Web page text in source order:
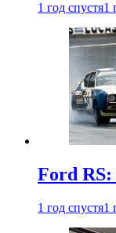
1 год спустя1
Ford
1 год спустя1